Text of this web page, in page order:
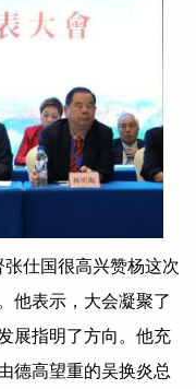
仕国很高兴赞杨这次
他表示，大会凝聚了
展指明了方向。他充
德高望重的吴换炎总